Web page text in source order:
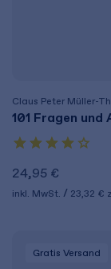
Claus Peter Müller-
101 Fragen
24,95 €
inkl. MwSt. 23,32 €
Gratis Versand